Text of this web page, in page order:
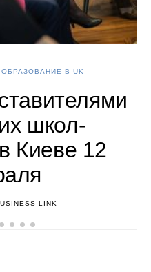
В UK
школ-
Киеве 12
LINK